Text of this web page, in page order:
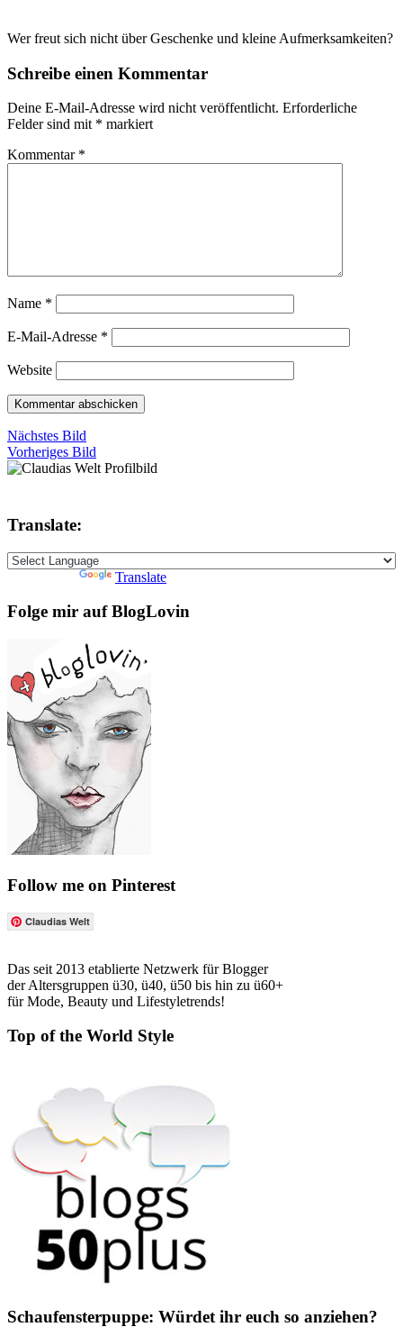
Wer freut sich nicht über Geschenke und kleine Aufmerksamkeiten?
Schreibe einen Kommentar
Deine E-Mail-Adresse wird nicht veröffentlicht. Erforderliche
Felder sind mit * markiert
Kommentar *
Name *
E-Mail-Adresse *
Website
Nächstes Bild
Vorheriges Bild
Translate:
Translate
Folge mir auf BlogLovin
Follow me on Pinterest
Claudias Welt
Das seit 2013 etablierte Netzwerk für Blogger
der Altersgruppen ü30, ü40, ü50 bis hin zu ü60+
für Mode, Beauty und Lifestyletrends!
Top of the World Style
Schaufensterpuppe: Würdet ihr euch so anziehen?